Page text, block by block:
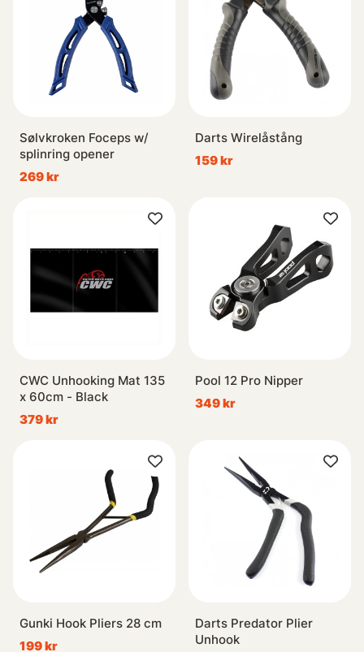
Sølvkroken Foceps w/
splinring opener
269 kr
Darts Wirelåstång
159 kr
CWC Unhooking Mat 135
x 60cm - Black
379 kr
Pool 12 Pro Nipper
349 kr
Gunki Hook Pliers 28 cm
199 kr
Darts Predator Plier
Unhook